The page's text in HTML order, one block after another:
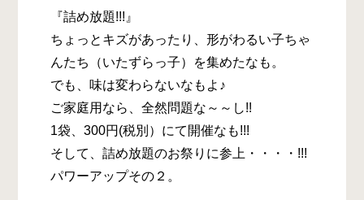
『詰め放題!!!』
ちょっとキズがあったり、形がわるい子ちゃ
んたち（いたずらっ子）を集めたなも。
でも、味は変わらないなもよ♪
ご家庭用なら、全然問題な～～し!!
1袋、300円(税別）にて開催なも!!!
そして、詰め放題のお祭りに参上・・・・!!!
パワーアップその２。